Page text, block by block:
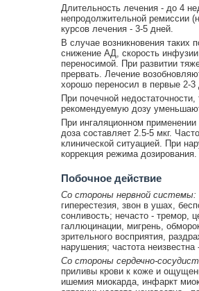
Длительность лечения - до 4
непродолжительной ремиссии
курсов лечения - 3-5 дней.
В случае возникновения таких
снижение АД, скорость
переносимой. При развитии
прервать. Лечение
хорошо переносил в первые 2-
При почечной
рекомендуемую дозу
При ингаляционном
доза составляет 2.5-5 мкг.
клинической ситуацией. При
коррекция режима дозирования.
Побочное действие
Со стороны нервной системы:
гиперестезия, звон в ушах,
сонливость; нечасто - тремор,
галлюцинации, мигрень,
зрительного восприятия,
нарушения; частота неизвестна
Со стороны сердечно-
приливы крови к коже и
ишемия миокарда, инфаркт